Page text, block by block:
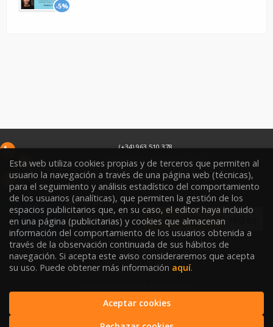
-5%
(+34) 963 510 378
infoweb@libreriasoriano.com
C/ Xàtiva 15
46002 Valencia España
Condiciones de venta
Política de Protección de Datos
Esta web utiliza cookies propias y de terceros que permiten al
usuario la navegación a través de una página web (técnicas),
para el seguimiento y análisis estadístico del comportamiento
de los usuarios (analíticas), que permiten la gestión de los
espacios publicitarios que, en su caso, el editor haya incluido
en una página (publicitarias) y cookies que almacenan
información del comportamiento de los usuarios obtenida a
través de la observación continuada de sus hábitos de
navegación. Si acepta este aviso consideraremos que acepta
su uso. Puede obtener más información aquí.
Aceptar cookies